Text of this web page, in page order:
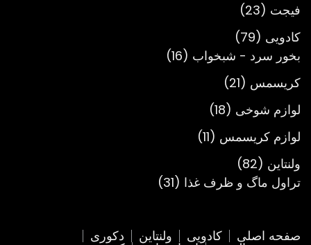
فیجت 23
23
محصول
کادویی 79
79
محصول
بخور سرد - شبخواب 16
16
کریسمس 21
21
محصول
لوازم شوخی 18
18
محصول
لوازم کریسمس 11
11
ولنتاین 82
82
محصول
تراول ماگ و ظرف غذا 31
31
صفحه اصلی کادویی ولنتاین دکوری